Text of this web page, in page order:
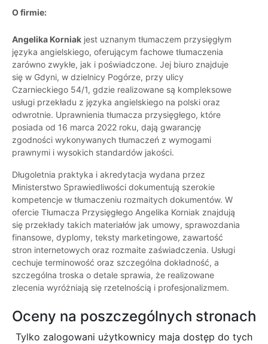
O firmie:
Angelika Korniak jest uznanym tłumaczem przysięgłym
języka angielskiego, oferującym fachowe tłumaczenia
zarówno zwykłe, jak i poświadczone. Jej biuro znajduje
się w Gdyni, w dzielnicy Pogórze, przy ulicy
Czarnieckiego 54/1, gdzie realizowane są kompleksowe
usługi przekładu z języka angielskiego na polski oraz
odwrotnie. Uprawnienia tłumacza przysięgłego, które
posiada od 16 marca 2022 roku, dają gwarancję
zgodności wykonywanych tłumaczeń z wymogami
prawnymi i wysokich standardów jakości.
Długoletnia praktyka i akredytacja wydana przez
Ministerstwo Sprawiedliwości dokumentują szerokie
kompetencje w tłumaczeniu rozmaitych dokumentów. W
ofercie Tłumacza Przysięgłego Angelika Korniak znajdują
się przekłady takich materiałów jak umowy, sprawozdania
finansowe, dyplomy, teksty marketingowe, zawartość
stron internetowych oraz rozmaite zaświadczenia. Usługi
cechuje terminowość oraz szczególna dokładność, a
szczególna troska o detale sprawia, że realizowane
zlecenia wyróżniają się rzetelnością i profesjonalizmem.
Oceny na poszczególnych stronach
Tylko zalogowani użytkownicy maja dostęp do tych